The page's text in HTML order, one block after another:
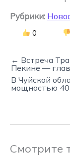
Рубрики:
0
← Встреча
Пекине —
В Чуйской
мощностью
Смотрите